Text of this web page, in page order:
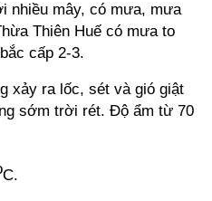
nhiều mây, có mưa, mưa
Thiên Huế có mưa to
cấp 2-3.
xảy ra lốc, sét và gió giật
sớm trời rét. Độ ẩm từ 70
C.